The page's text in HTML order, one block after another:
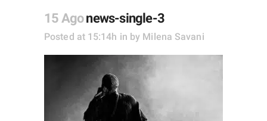
15 Agonews-single-3
Posted at 15:14h in by Milena Savani